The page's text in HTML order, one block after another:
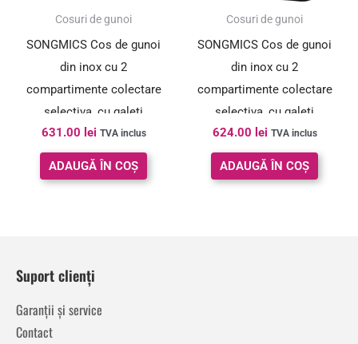
Cosuri de gunoi
SONGMICS Cos de gunoi
din inox cu 2
compartimente colectare
selectiva, cu galeti
interioare, 2x30litri, argintiu
631.00 lei TVA inclus
ADAUGĂ ÎN COȘ
Cosuri de gunoi
SONGMICS Cos de gunoi
din inox cu 2
compartimente colectare
selectiva, cu galeti
interioare, 2x30litri, negru
624.00 lei TVA inclus
ADAUGĂ ÎN COȘ
Suport clienți
Garanții și service
Contact